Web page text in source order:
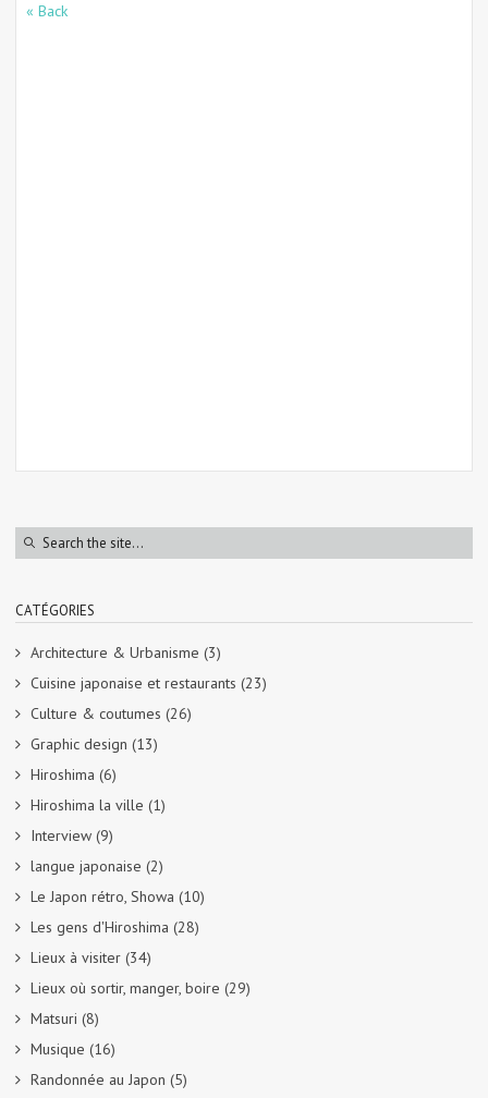
« Back
CATÉGORIES
Architecture & Urbanisme (3)
Cuisine japonaise et restaurants (23)
Culture & coutumes (26)
Graphic design (13)
Hiroshima (6)
Hiroshima la ville (1)
Interview (9)
langue japonaise (2)
Le Japon rétro, Showa (10)
Les gens d'Hiroshima (28)
Lieux à visiter (34)
Lieux où sortir, manger, boire (29)
Matsuri (8)
Musique (16)
Randonnée au Japon (5)